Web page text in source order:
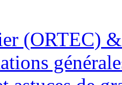
(ORTEC)